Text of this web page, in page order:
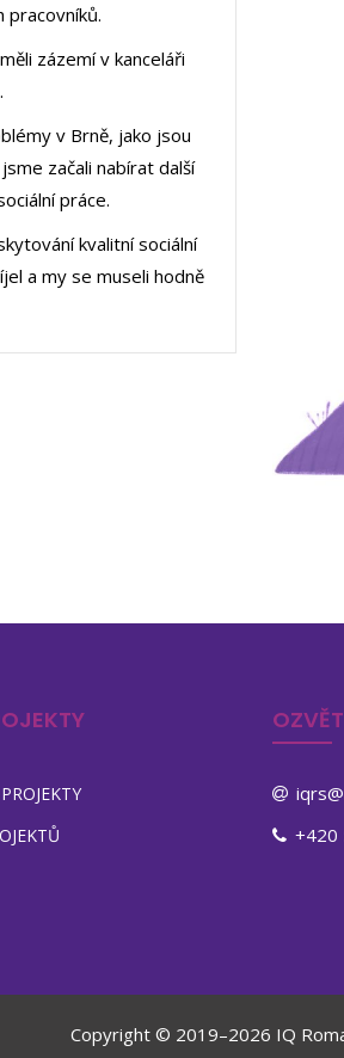
pracovníků.
zázemí v kanceláři
v Brně, jako jsou
začali nabírat další
práce.
kvalitní sociální
a my se museli hodně
+420
Copyright © 2019–2026 IQ